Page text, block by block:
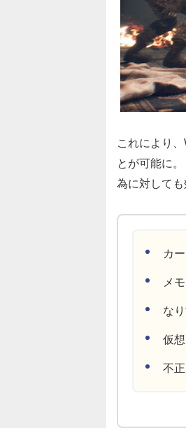
これにより
とが可能に
為に対しても
カ
メ
な
仮
不